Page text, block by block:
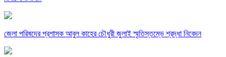
জেলা পরিষদের প্রশাসক আবুল কাহের চৌধুরী জুলাই স্মৃতিস্তম্ভে শ্রদ্ধা নিবেদন